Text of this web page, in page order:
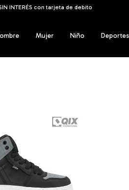
INTERÉS con tarjeta de debito
Mujer Niño Deportes